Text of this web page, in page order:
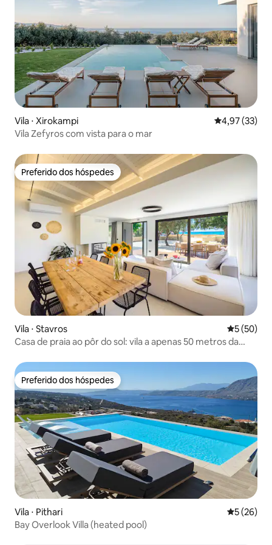
Vila ⋅ Xirokampi 4,97 de uma
4,97 (33)
Vila Zefyros com vista para o mar
Preferido dos hóspedes
Preferido dos hóspedes
Vila ⋅ Stavros 5 de uma
5 (50)
Casa de praia ao pôr do sol: vila a apenas 50 metros da
Preferido dos hóspedes
Preferido dos hóspedes
Vila ⋅ Pithari 5 de uma
5 (26)
Bay Overlook Villa (heated pool)